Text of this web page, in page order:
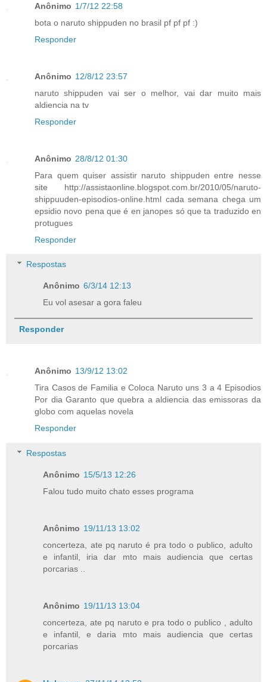
Anônimo 1/7/12 22:58
bota o naruto shippuden no brasil pf pf pf :)
Responder
Anônimo 12/8/12 23:57
naruto shippuden vai ser o melhor, vai dar muito mais
aldiencia na tv
Responder
Anônimo 28/8/12 01:30
Para quem quiser assistir naruto shippuden entre nesse
site http://assistaonline.blogspot.com.br/2010/05/naruto-
shippuuden-episodios-online.html cada semana chega um
epsidio novo pena que é en janopes só que ta traduzido en
protugues
Responder
Respostas
Anônimo 6/3/14 12:13
Eu vol asesar a gora faleu
Responder
Anônimo 13/9/12 13:02
Tira Casos de Familia e Coloca Naruto uns 3 a 4 Episodios
Por dia Garanto que quebra a aldiencia das emissoras da
globo com aquelas novela
Responder
Respostas
Anônimo 15/5/13 12:26
Falou tudo muito chato esses programa
Anônimo 19/11/13 13:02
concerteza, ate pq naruto é pra todo o publico, adulto
e infantil, iria dar mto mais audiencia que certas
porcarias ..
Anônimo 19/11/13 13:04
concerteza, ate pq naruto e pra todo o publico , adulto
e infantil, e daria mto mais audiencia que certas
porcarias